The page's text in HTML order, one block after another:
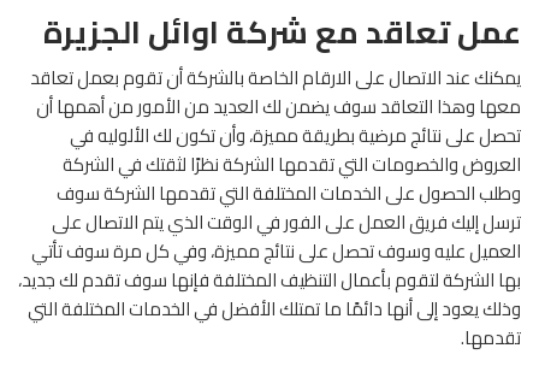
عمل تعاقد مع شركة اوائل الجزيرة
يمكنك عند الاتصال على الارقام الخاصة بالشركة أن تقوم بعمل تعاقد
معها وهذا التعاقد سوف يضمن لك العديد من الأمور من أهمها أن
تحصل على نتائج مرضية بطريقة مميزة، وأن تكون لك الألوليه في
العروض والخصومات التي تقدمها الشركة نظرًا لثقتك في الشركة
وطلب الحصول على الخدمات المختلفة التي تقدمها الشركة سوف
ترسل إليك فريق العمل على الفور في الوقت الذي يتم الاتصال على
العميل عليه وسوف تحصل على نتائج مميزة، وفي كل مرة سوف تأتي
بها الشركة لتقوم بأعمال التنظيف المختلفة فإنها سوف تقدم لك جديد،
وذلك يعود إلى أنها دائمًا ما تمتلك الأفضل في الخدمات المختلفة التي
تقدمها.